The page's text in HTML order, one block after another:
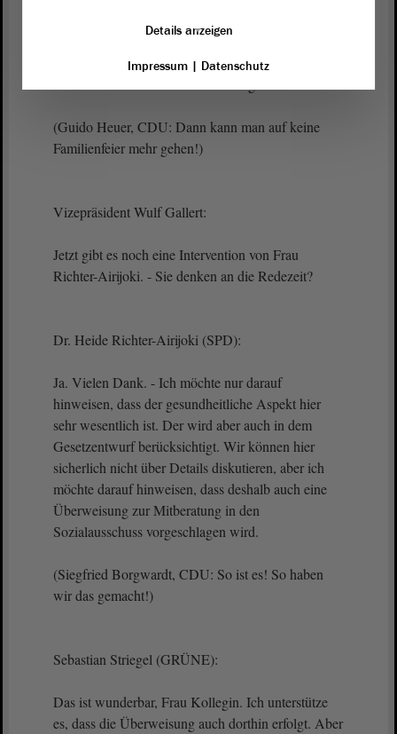
Ihnen als Wirtschaftspolitiker noch einmal die
Perspektiven von Prävention für und Unterstützung
(Guido Heuer, CDU: Dann kann man auf keine
Familienfeier mehr gehen!)
Vizepräsident Wulf Gallert:
Jetzt gibt es noch eine Intervention von Frau
Richter-Airijoki. - Sie denken an die Redezeit?
Dr. Heide Richter-Airijoki (SPD):
Ja. Vielen Dank. - Ich möchte nur darauf
hinweisen, dass der gesundheitliche Aspekt hier
sehr wesentlich ist. Der wird aber auch in dem
Gesetzentwurf berücksichtigt. Wir können hier
sicherlich nicht über Details diskutieren, aber ich
möchte darauf hinweisen, dass deshalb auch eine
Überweisung zur Mitberatung in den
Sozialausschuss vorgeschlagen wird.
(Siegfried Borgwardt, CDU: So ist es! So haben
wir das gemacht!)
Sebastian Striegel (GRÜNE):
Das ist wunderbar, Frau Kollegin. Ich unterstütze
es, dass die Überweisung auch dorthin erfolgt. Aber
Details anzeigen
Impressum| Datenschutz